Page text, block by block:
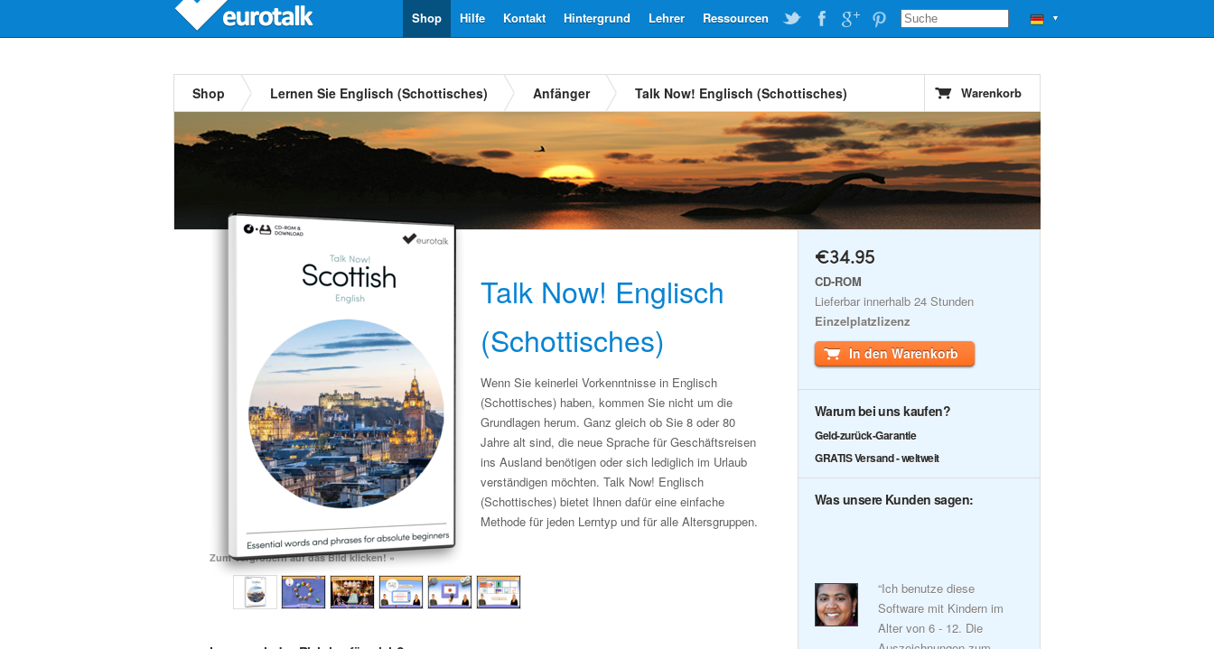
▼
Ressourcen
Lehrer
Hintergrund
Kontakt
Hilfe
Shop
Shop Lernen Sie Englisch (Schottisches) Anfänger Talk Now! Englisch (Schottisches) Warenkorb
Talk Now! Englisch
(Schottisches)
Wenn Sie keinerlei Vorkenntnisse in Englisch
(Schottisches) haben, kommen Sie nicht um die
Grundlagen herum. Ganz gleich ob Sie 8 oder 80
Jahre alt sind, die neue Sprache für Geschäftsreisen
ins Ausland benötigen oder sich lediglich im Urlaub
verständigen möchten. Talk Now! Englisch
(Schottisches) bietet Ihnen dafür eine einfache
Methode für jeden Lerntyp und für alle Altersgruppen.
Zum Vergrößern auf das Bild klicken! »
€34.95
CD-ROM
Lieferbar innerhalb 24 Stunden
Einzelplatzlizenz
In den Warenkorb
Warum bei uns kaufen?
Geld-zurück-Garantie
GRATIS Versand - weltweit
Was unsere Kunden sagen:
“Ich benutze diese
Software mit Kindern im
Alter von 6 - 12. Die